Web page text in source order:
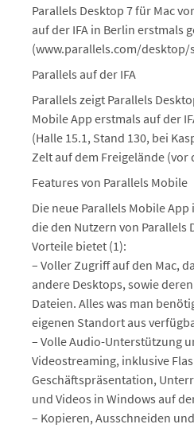
Parallels Desktop 7 für Mac
auf der IFA in Berlin erstmals
(www.parallels.com/desktop/
Parallels auf der IFA
Parallels zeigt Parallels
Mobile App erstmals auf der
(Halle 15.1, Stand 130, bei
Zelt auf dem Freigelände (vor
Features von Parallels Mobile
Die neue Parallels Mobile
die den Nutzern von Parallels
Vorteile bietet (1):
– Voller Zugriff auf den Mac,
andere Desktops, sowie
Dateien. Alles was man
eigenen Standort aus
– Volle Audio-Unterstützung
Videostreaming, inklusive
Geschäftspräsentation,
und Videos in Windows auf
– Kopieren, Ausschneiden